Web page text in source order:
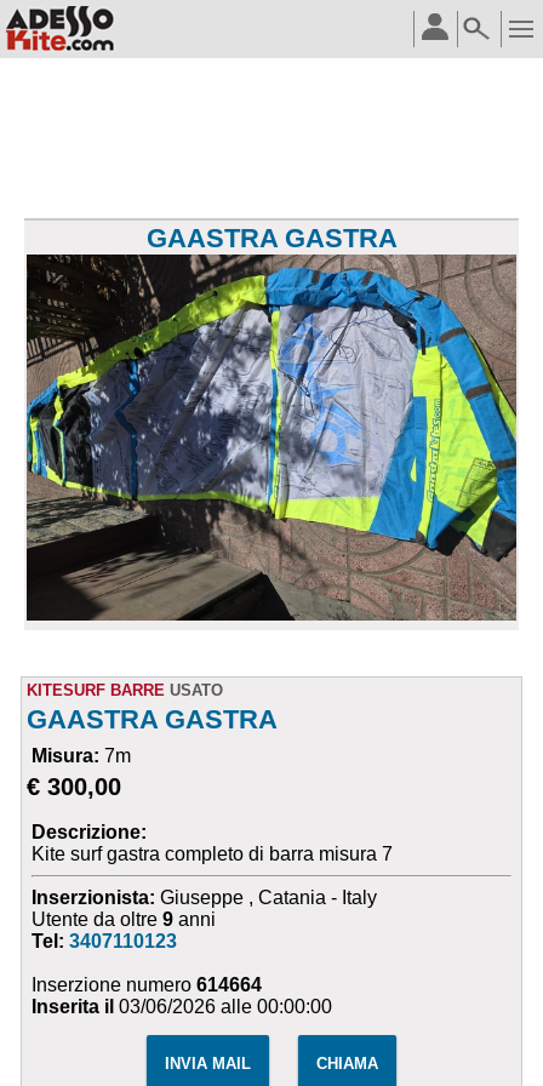
GAASTRA GASTRA
KITESURF BARRE USATO
GAASTRA GASTRA
Misura: 7m
€ 300,00
Descrizione:
Kite surf gastra completo di barra misura 7
Inserzionista: Giuseppe , Catania - Italy
Utente da oltre9 anni
Tel:3407110123
Inserzione numero614664
Inserita il 03/06/2026 alle 00:00:00
INVIA MAIL CHIAMA